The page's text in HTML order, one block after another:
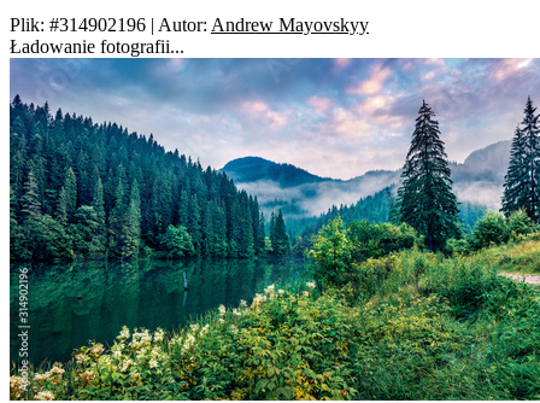
Plik: #314902196 | Autor: Andrew Mayovskyy
Ładowanie fotografii...